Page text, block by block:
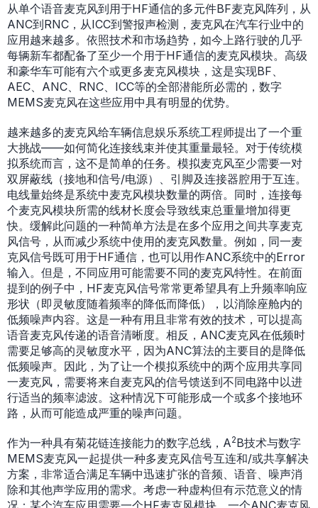
从单个语音麦克风到用于HF通信的多元件BF麦克风阵列，从
ANC到RNC，从ICC到警报声检测，麦克风在汽车行业中的
应用越来越多。依照技术和市场趋势，如今上路行驶的几乎
每辆新车都配备了至少一个用于HF通信的麦克风模块。高级
和豪华车可能有六个或更多麦克风模块，这是实现BF、
AEC、ANC、RNC、ICC等的全部潜能所必需的，数字
MEMS麦克风在这些应用中具有明显的优势。
越来越多的麦克风给车辆信息娱乐系统工程师提出了一个重
大挑战——如何简化连接线束并使其重量最轻。对于传统模
拟系统而言，这不是简单的任务。模拟麦克风至少需要一对
双屏蔽线（接地和信号/电源）、引脚及连接器腔用于互连。
电线量始终是系统中麦克风模块数量的两倍。同时，连接每
个麦克风模块所需的线材长度会导致线束总重量增加得更
快。缓解此问题的一种简单方法是在多个应用之间共享麦克
风信号，从而减少系统中使用的麦克风数量。例如，同一麦
克风信号既可用于HF通信，也可以用作ANC系统中的Error
输入。但是，不同应用可能需要不同的麦克风特性。在前面
提到的例子中，HF麦克风信号常常更希望具有上升频率响应
形状（即灵敏度随着频率的降低而降低），以消除座舱内的
低频噪声内容。这是一种有用且非常有效的技术，可以提高
语音麦克风传递的语音清晰度。相反，ANC麦克风在低频时
需要足够高的灵敏度水平，因为ANC算法的主要目的是降低
低频噪声。因此，为了让一个模拟系统中的两个应用共享同
一麦克风，需要将来自麦克风的信号馈送到不同电路中以进
行适当的频率滤波。这种情况下可能形成一个或多个接地环
路，从而可能造成严重的噪声问题。
作为一种具有菊花链连接能力的数字总线，A2B技术与数字
MEMS麦克风一起提供一种多麦克风信号互连和/或共享解决
方案，非常适合满足车辆中迅速扩张的音频、语音、噪声消
除和其他声学应用的需求。考虑一种虚构但有示范意义的情
况：某个汽车应用需要一个HF麦克风模块、一个ANC麦克风